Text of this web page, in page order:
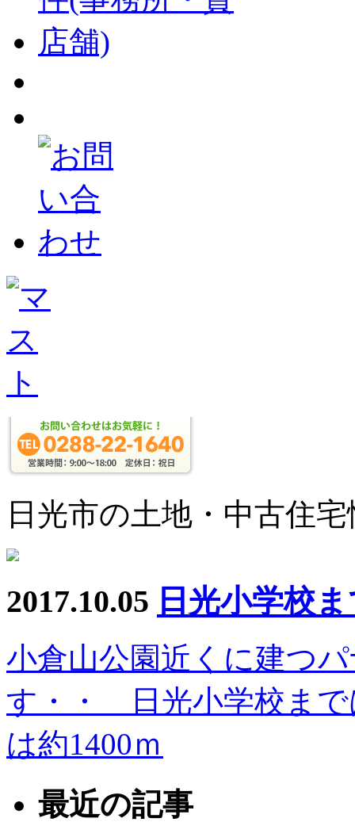
日光市の土地・中古住
2017.10.05 日光小学校
小倉山公園近くに建つ
す・・ 日光小学校まで
は約1400ｍ
最近の記事